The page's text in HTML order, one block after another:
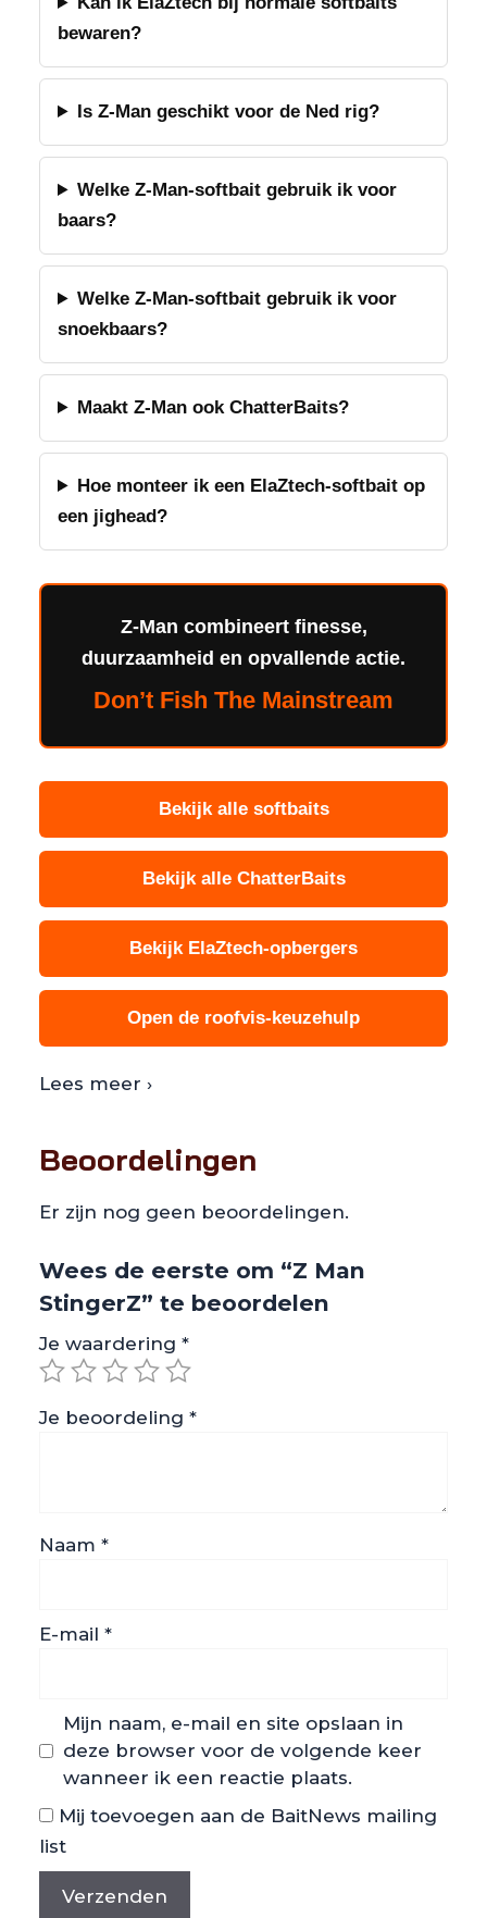
bewaren?
Is Z-Man geschikt voor de Ned rig?
Welke Z-Man-softbait gebruik ik voor
baars?
Welke Z-Man-softbait gebruik ik voor
snoekbaars?
Maakt Z-Man ook ChatterBaits?
Hoe monteer ik een ElaZtech-softbait op
een jighead?
Z-Man combineert finesse,
duurzaamheid en opvallende actie.
Don’t Fish The Mainstream
Bekijk alle softbaits
Bekijk alle ChatterBaits
Bekijk ElaZtech-opbergers
Open de roofvis-keuzehulp
Lees meer ›
Beoordelingen
Er zijn nog geen beoordelingen.
Wees de eerste om “Z Man
StingerZ” te beoordelen
Je waardering *
Je beoordeling *
Naam *
E-mail *
Mijn naam, e-mail en site opslaan in
deze browser voor de volgende keer
wanneer ik een reactie plaats.
Mij toevoegen aan de BaitNews mailing
list